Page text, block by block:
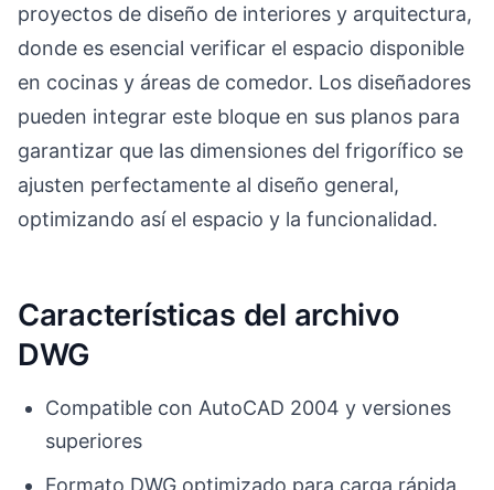
proyectos de diseño de interiores y arquitectura,
donde es esencial verificar el espacio disponible
en cocinas y áreas de comedor. Los diseñadores
pueden integrar este bloque en sus planos para
garantizar que las dimensiones del frigorífico se
ajusten perfectamente al diseño general,
optimizando así el espacio y la funcionalidad.
Características del archivo
DWG
Compatible con AutoCAD 2004 y versiones
superiores
Formato DWG optimizado para carga rápida